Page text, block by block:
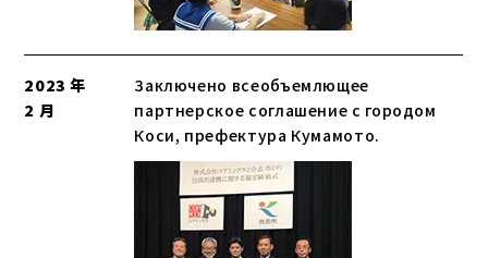
2023 年
2 月
Заключено всеобъемлющее
партнерское соглашение с городом
Коси, префектура Кумамото.